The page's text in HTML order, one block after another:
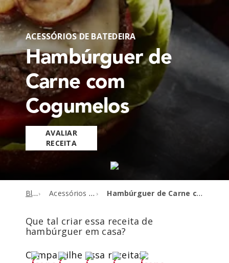
ACESSÓRIOS DE BATEDEIRA
Hambúrguer de
Carne com
Cogumelos
AVALIAR
RECEITA
Blog Acessórios de batedeira Hambúrguer de Carne com Cogumelos
Que tal criar essa receita de
hambúrguer em casa?
Compartilhe essa receita: